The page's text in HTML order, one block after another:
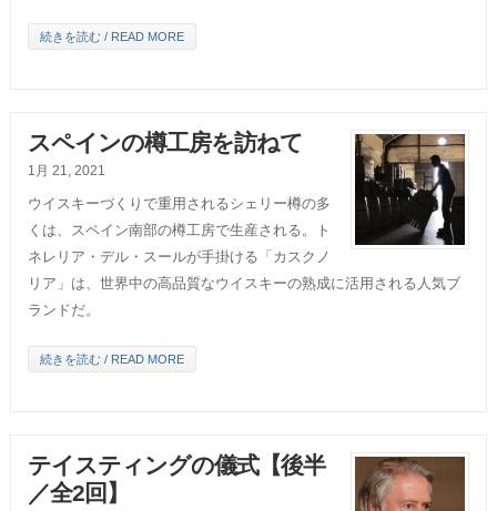
続きを読む / READ MORE
スペインの樽工房を訪ねて
1月 21, 2021
ウイスキーづくりで重用されるシェリー樽の多
くは、スペイン南部の樽工房で生産される。ト
ネレリア・デル・スールが手掛ける「カスクノ
リア」は、世界中の高品質なウイスキーの熟成に活用される人気ブ
ランドだ。
続きを読む / READ MORE
テイスティングの儀式【後半
／全2回】